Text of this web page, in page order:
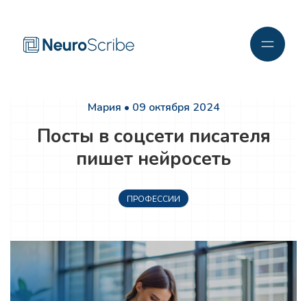
Мария • 09 октября 2024
Посты в соцсети писателя
пишет нейросеть
ПРОФЕССИИ